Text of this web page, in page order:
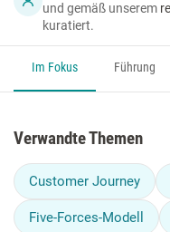
und gemäß unserem
kuratiert.
Im Fokus Führung
Verwandte Themen
Customer Journey
Five-Forces-Modell